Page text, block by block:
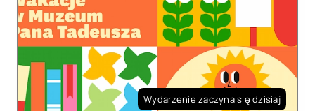
Wydarzenie zaczyna się dzisiaj